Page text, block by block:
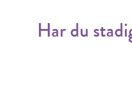
Har du